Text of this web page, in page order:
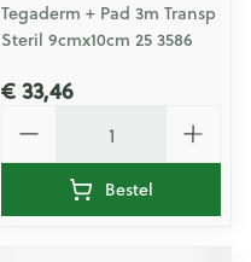
Tegaderm + Pad 3m Transp
Steril 9cmx10cm 25 3586
€ 33,46
Bestel